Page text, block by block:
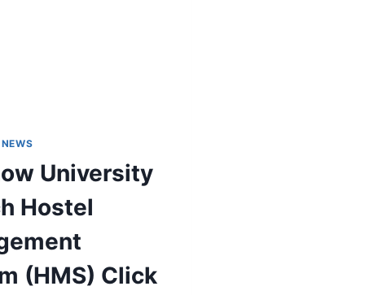
University
Hostel
(HMS) Click